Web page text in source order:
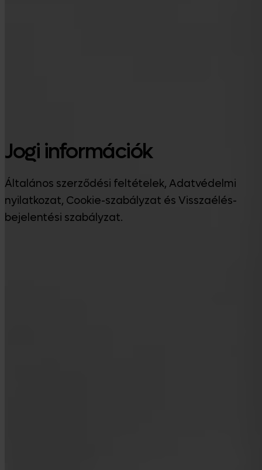
Jogi információk
Általános szerződési feltételek, Adatvédelmi
nyilatkozat, Cookie-szabályzat és Visszaélés-
bejelentési szabályzat.